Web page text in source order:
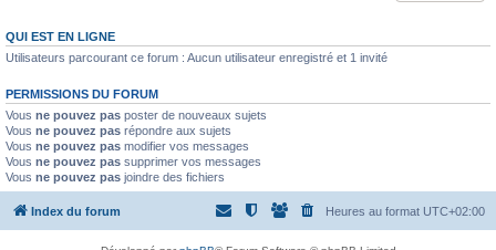
QUI EST EN LIGNE
Utilisateurs parcourant ce forum : Aucun utilisateur enregistré et 1 invité
PERMISSIONS DU FORUM
Vous ne pouvez pas poster de nouveaux sujets
Vous ne pouvez pas répondre aux sujets
Vous ne pouvez pas modifier vos messages
Vous ne pouvez pas supprimer vos messages
Vous ne pouvez pas joindre des fichiers
Index du forum Heures au format UTC+02:00